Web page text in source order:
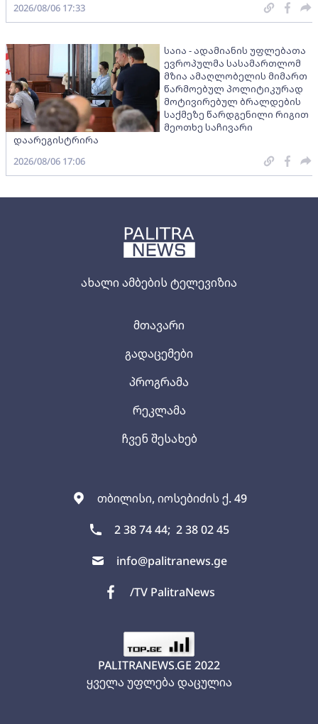
ახალი ამბების ტელევიზია
თბილისი, იოსებიძის ქ. 49
2 38 74 44; 2 38 02 45
info@palitranews.ge
/TV PalitraNews
მთავარი
გადაცემები
პროგრამა
რეკლამა
ჩვენ შესახებ
PALITRANEWS.GE 2022
ყველა უფლება დაცულია
2026/08/06 17:33
საია - ადამიანის უფლებათა
ევროპულმა სასამართლომ
მზია ამაღლობელის მიმართ
წარმოებულ პოლიტიკურად
მოტივირებულ ბრალდების
საქმეზე წარდგენილი რიგით
მეოთხე საჩივარი
დაარეგისტრირა
2026/08/06 17:06